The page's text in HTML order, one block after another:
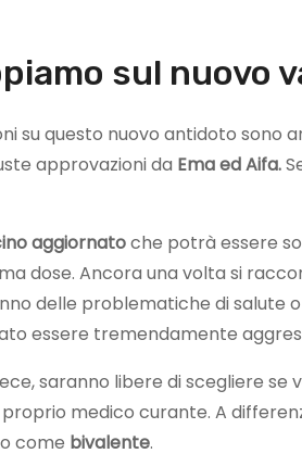
sul nuovo
su questo nuovo antidoto sono
approvazioni da Ema ed Aifa.
aggiornatoche potrà essere
dose. Ancora una volta si
delle problematiche di salute
essere tremendamente
saranno libere di scegliere se
medico curante. A
come bivalente.